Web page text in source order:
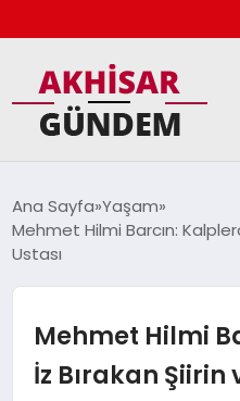
DÜNYA
SPOR
Ana Sayfa Yaşam
Mehmet Hilmi Barcın:
Ustası
Mehmet Hilmi
İz Bırakan Şiirin